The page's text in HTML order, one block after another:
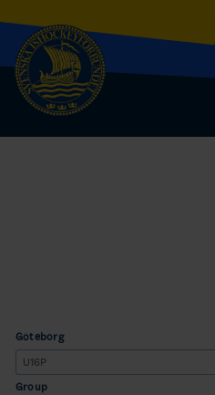
Göteborg
Group